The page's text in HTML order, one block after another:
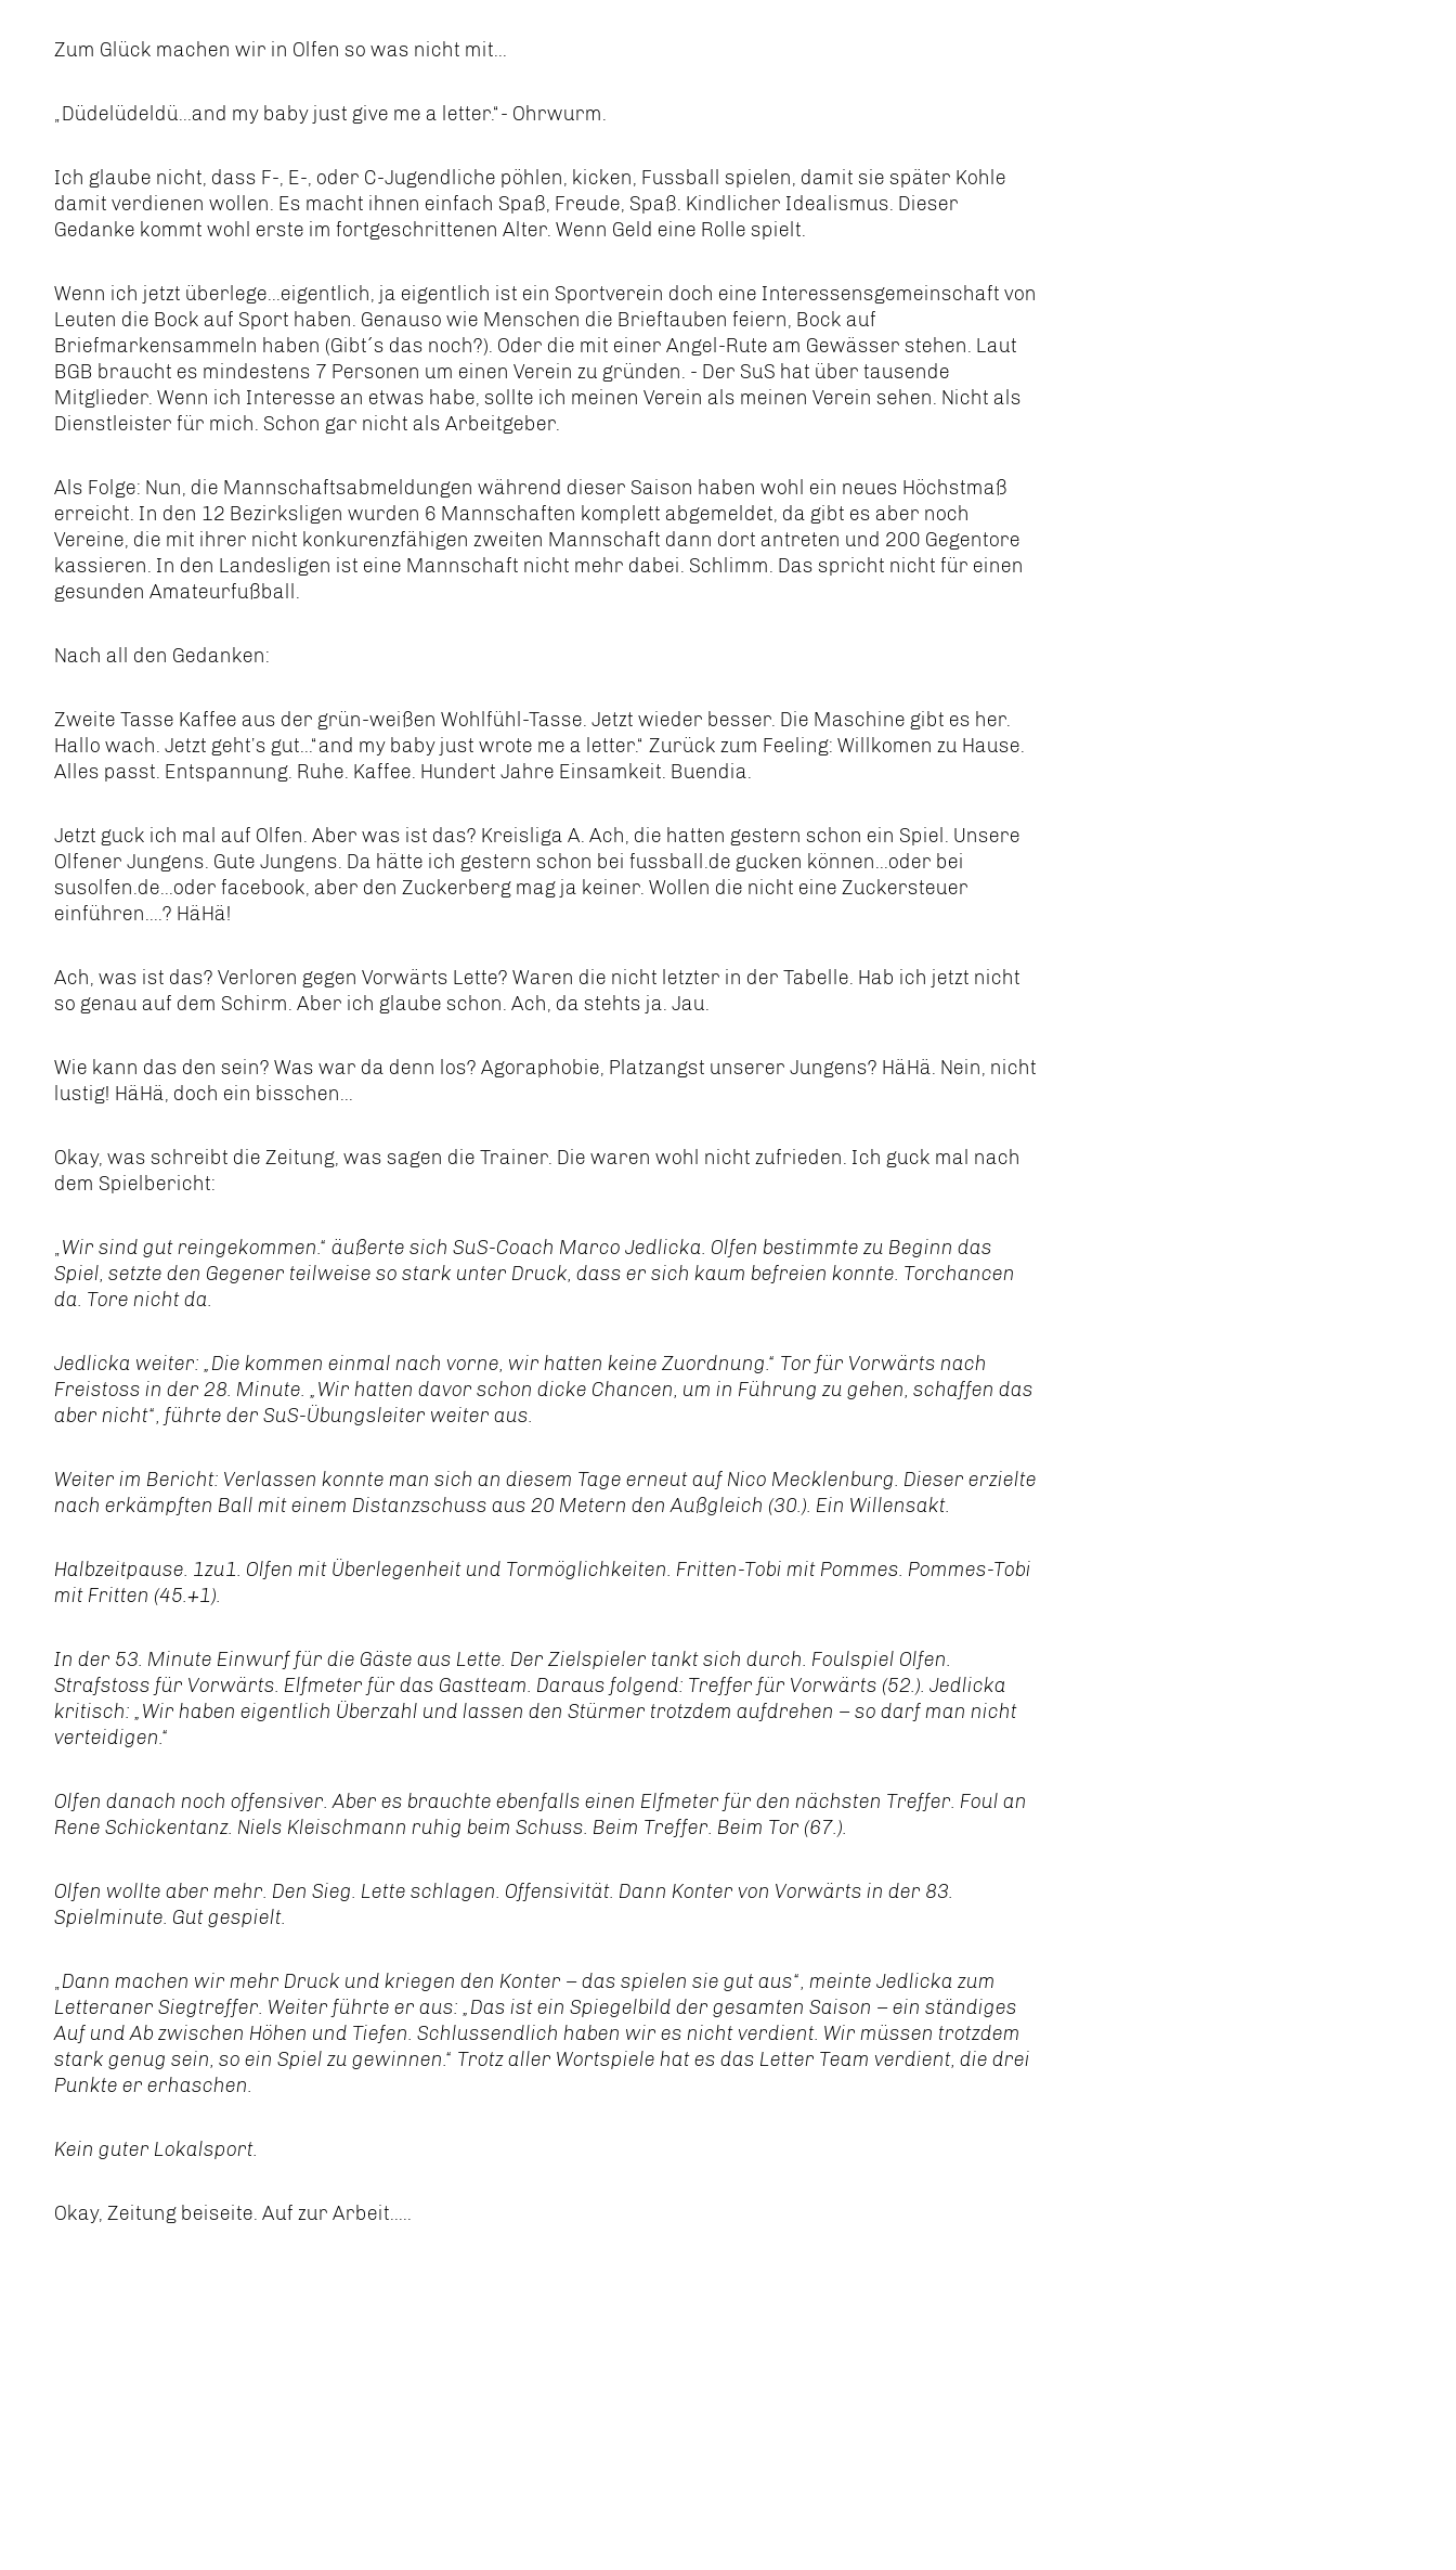
Zum Glück machen wir in Olfen so was nicht mit...
„Düdelüdeldü...and my baby just give me a letter.“- Ohrwurm.
Ich glaube nicht, dass F-, E-, oder C-Jugendliche pöhlen, kicken, Fussball spielen, damit sie später Kohle
damit verdienen wollen. Es macht ihnen einfach Spaß, Freude, Spaß. Kindlicher Idealismus. Dieser
Gedanke kommt wohl erste im fortgeschrittenen Alter. Wenn Geld eine Rolle spielt.
Wenn ich jetzt überlege...eigentlich, ja eigentlich ist ein Sportverein doch eine Interessensgemeinschaft von
Leuten die Bock auf Sport haben. Genauso wie Menschen die Brieftauben feiern, Bock auf
Briefmarkensammeln haben (Gibt´s das noch?). Oder die mit einer Angel-Rute am Gewässer stehen. Laut
BGB braucht es mindestens 7 Personen um einen Verein zu gründen. - Der SuS hat über tausende
Mitglieder. Wenn ich Interesse an etwas habe, sollte ich meinen Verein als meinen Verein sehen. Nicht als
Dienstleister für mich. Schon gar nicht als Arbeitgeber.
Als Folge: Nun, die Mannschaftsabmeldungen während dieser Saison haben wohl ein neues Höchstmaß
erreicht. In den 12 Bezirksligen wurden 6 Mannschaften komplett abgemeldet, da gibt es aber noch
Vereine, die mit ihrer nicht konkurenzfähigen zweiten Mannschaft dann dort antreten und 200 Gegentore
kassieren. In den Landesligen ist eine Mannschaft nicht mehr dabei. Schlimm. Das spricht nicht für einen
gesunden Amateurfußball.
Nach all den Gedanken:
Zweite Tasse Kaffee aus der grün-weißen Wohlfühl-Tasse. Jetzt wieder besser. Die Maschine gibt es her.
Hallo wach. Jetzt geht’s gut...“and my baby just wrote me a letter.“ Zurück zum Feeling: Willkomen zu Hause.
Alles passt. Entspannung. Ruhe. Kaffee. Hundert Jahre Einsamkeit. Buendia.
Jetzt guck ich mal auf Olfen. Aber was ist das? Kreisliga A. Ach, die hatten gestern schon ein Spiel. Unsere
Olfener Jungens. Gute Jungens. Da hätte ich gestern schon bei fussball.de gucken können...oder bei
susolfen.de...oder facebook, aber den Zuckerberg mag ja keiner. Wollen die nicht eine Zuckersteuer
einführen....? HäHä!
Ach, was ist das? Verloren gegen Vorwärts Lette? Waren die nicht letzter in der Tabelle. Hab ich jetzt nicht
so genau auf dem Schirm. Aber ich glaube schon. Ach, da stehts ja. Jau.
Wie kann das den sein? Was war da denn los? Agoraphobie, Platzangst unserer Jungens? HäHä. Nein, nicht
lustig! HäHä, doch ein bisschen...
Okay, was schreibt die Zeitung, was sagen die Trainer. Die waren wohl nicht zufrieden. Ich guck mal nach
dem Spielbericht:
„Wir sind gut reingekommen.“ äußerte sich SuS-Coach Marco Jedlicka. Olfen bestimmte zu Beginn das
Spiel, setzte den Gegener teilweise so stark unter Druck, dass er sich kaum befreien konnte. Torchancen
da. Tore nicht da.
Jedlicka weiter: „Die kommen einmal nach vorne, wir hatten keine Zuordnung.“ Tor für Vorwärts nach
Freistoss in der 28. Minute. „Wir hatten davor schon dicke Chancen, um in Führung zu gehen, schaffen das
aber nicht“, führte der SuS-Übungsleiter weiter aus.
Weiter im Bericht: Verlassen konnte man sich an diesem Tage erneut auf Nico Mecklenburg. Dieser erzielte
nach erkämpften Ball mit einem Distanzschuss aus 20 Metern den Außgleich (30.). Ein Willensakt.
Halbzeitpause. 1zu1. Olfen mit Überlegenheit und Tormöglichkeiten. Fritten-Tobi mit Pommes. Pommes-Tobi
mit Fritten (45.+1).
In der 53. Minute Einwurf für die Gäste aus Lette. Der Zielspieler tankt sich durch. Foulspiel Olfen.
Strafstoss für Vorwärts. Elfmeter für das Gastteam. Daraus folgend: Treffer für Vorwärts (52.). Jedlicka
kritisch: „Wir haben eigentlich Überzahl und lassen den Stürmer trotzdem aufdrehen – so darf man nicht
verteidigen.“
Olfen danach noch offensiver. Aber es brauchte ebenfalls einen Elfmeter für den nächsten Treffer. Foul an
Rene Schickentanz. Niels Kleischmann ruhig beim Schuss. Beim Treffer. Beim Tor (67.).
Olfen wollte aber mehr. Den Sieg. Lette schlagen. Offensivität. Dann Konter von Vorwärts in der 83.
Spielminute. Gut gespielt.
„Dann machen wir mehr Druck und kriegen den Konter – das spielen sie gut aus“, meinte Jedlicka zum
Letteraner Siegtreffer. Weiter führte er aus: „Das ist ein Spiegelbild der gesamten Saison – ein ständiges
Auf und Ab zwischen Höhen und Tiefen. Schlussendlich haben wir es nicht verdient. Wir müssen trotzdem
stark genug sein, so ein Spiel zu gewinnen.“ Trotz aller Wortspiele hat es das Letter Team verdient, die drei
Punkte er erhaschen.
Kein guter Lokalsport.
Okay, Zeitung beiseite. Auf zur Arbeit.....